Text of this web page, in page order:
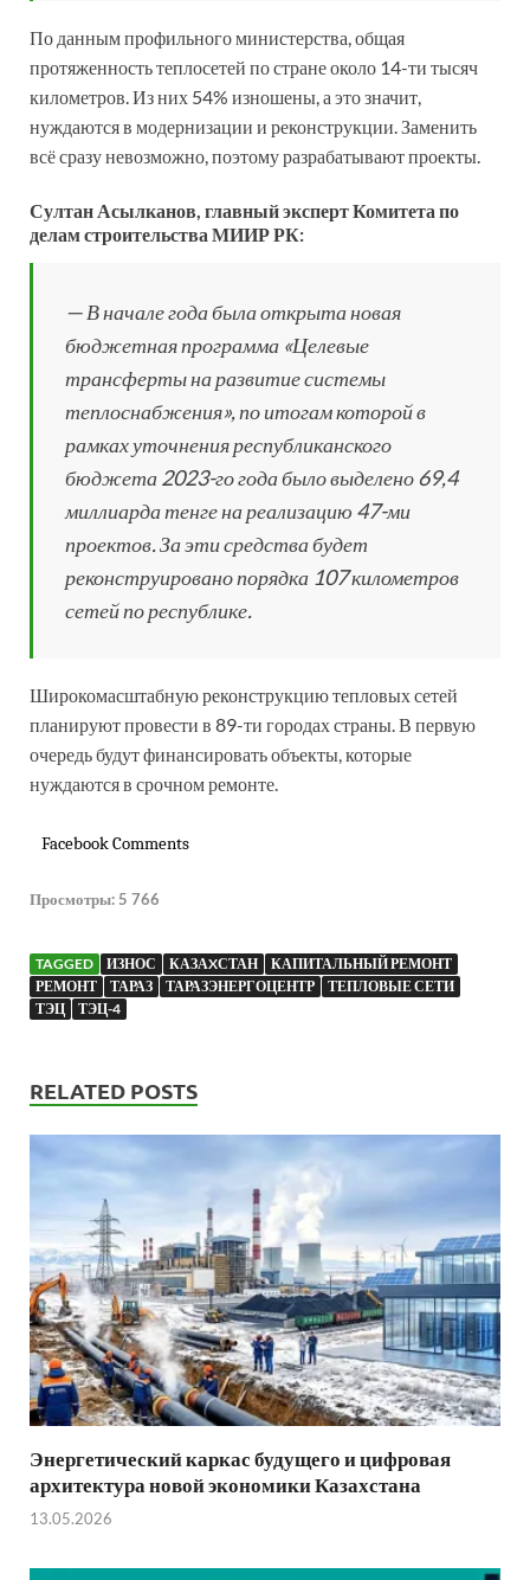
По данным профильного министерства, общая
протяженность теплосетей по стране около 14-ти тысяч
километров. Из них 54% изношены, а это значит,
нуждаются в модернизации и реконструкции. Заменить
всё сразу невозможно, поэтому разрабатывают проекты.
Султан Асылканов, главный эксперт Комитета по
делам строительства МИИР РК:
— В начале года была открыта новая
бюджетная программа «Целевые
трансферты на развитие системы
теплоснабжения», по итогам которой в
рамках уточнения республиканского
бюджета 2023-го года было выделено 69,4
миллиарда тенге на реализацию 47-ми
проектов. За эти средства будет
реконструировано порядка 107 километров
сетей по республике.
Широкомасштабную реконструкцию тепловых сетей
планируют провести в 89-ти городах страны. В первую
очередь будут финансировать объекты, которые
нуждаются в срочном ремонте.
Facebook Comments
Просмотры: 5 766
TAGGED ИЗНОС КАЗАXСТАН
КАПИТАЛЬНЫЙ РЕМОНТ
РЕМОНТ
ТАРАЗ ТАРАЗЭНЕРГОЦЕНТР
ТЕПЛОВЫЕ СЕТИ
ТЭЦ
ТЭЦ-4
RELATED POSTS
Энергетический каркас будущего и цифровая
архитектура новой экономики Казахстана
13.05.2026